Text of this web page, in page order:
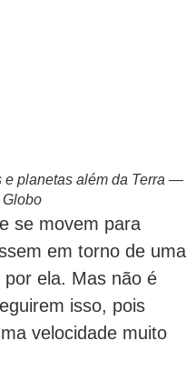
e planetas além da Terra —
Globo
se movem para
em torno de uma
ela. Mas não é
isso, pois
velocidade muito